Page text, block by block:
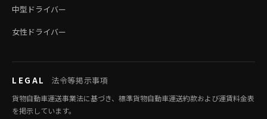
中型ドライバー
女性ドライバー
LEGAL 法令等掲示事項
貨物自動車運送事業法に基づき、標準貨物自動車運送約款および運賃料金表
を掲示しています。